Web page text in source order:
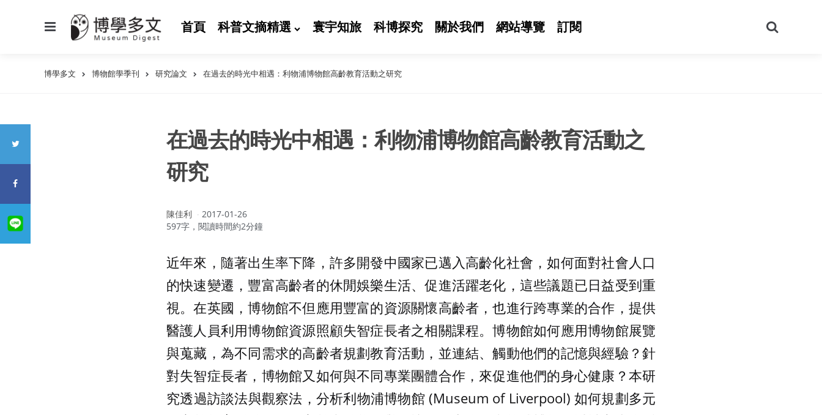
首頁 科普文摘精選 寰宇知旅 科博探究 關於我們 網站導覽 訂閱
尋
博學多文 博物館學季刊 研究論文 在過去的時光中相遇：利物浦博物館高齡教育活動之研究
在過去的時光中相遇：利物浦博物館高齡教育活動之
研究
作
者：
陳佳利
2017-01-26
597字，閱讀時間約2分鐘
近年來，隨著出生率下降，許多開發中國家已邁入高齡化社會，如何面對社會人口
的快速變遷，豐富高齡者的休閒娛樂生活、促進活躍老化，這些議題已日益受到重
視。在英國，博物館不但應用豐富的資源關懷高齡者，也進行跨專業的合作，提供
醫護人員利用博物館資源照顧失智症長者之相關課程。博物館如何應用博物館展覽
與蒐藏，為不同需求的高齡者規劃教育活動，並連結、觸動他們的記憶與經驗？針
對失智症長者，博物館又如何與不同專業團體合作，來促進他們的身心健康？本研
究透過訪談法與觀察法，分析利物浦博物館 (Museum of Liverpool) 如何規劃多元